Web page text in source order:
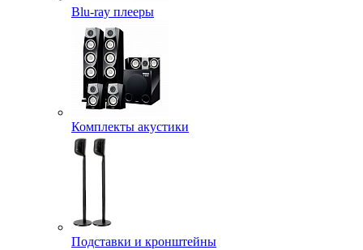
Blu-ray плееры
Комплекты акустики
Подставки и кронштейны